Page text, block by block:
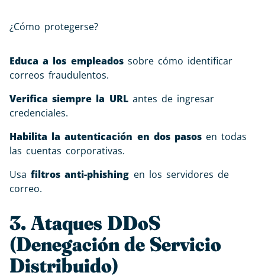
¿Cómo protegerse?
Educa a los empleadossobre cómo identificar
correos fraudulentos.
Verifica siempre la URLantes de ingresar
credenciales.
Habilita la autenticación en dos pasos en todas
las cuentas corporativas.
Usafiltros anti-phishing en los servidores de
correo.
3. Ataques DDoS
(Denegación de Servicio
Distribuido)